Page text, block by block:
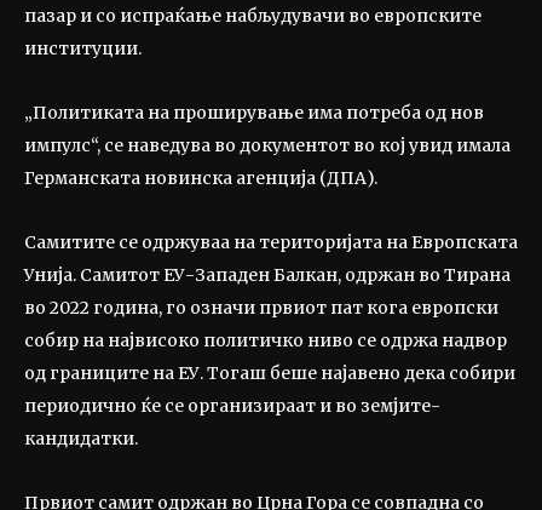
пазар и со испраќање набљудувачи во европските
институции.
„Политиката на проширување има потреба од нов
импулс“, се наведува во документот во кој увид имала
Германската новинска агенција (ДПА).
Самитите се одржуваа на територијата на Европската
Унија. Самитот ЕУ-Западен Балкан, одржан во Тирана
во 2022 година, го означи првиот пат кога европски
собир на највисоко политичко ниво се одржа надвор
од границите на ЕУ. Тогаш беше најавено дека собири
периодично ќе се организираат и во земјите-
кандидатки.
Првиот самит одржан во Црна Гора се совпадна со